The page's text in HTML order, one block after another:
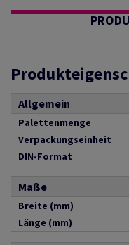
Allgemein
Palettenmenge
Verpackungseinheit
DIN-Format
Maße
Breite (mm)
Länge (mm)